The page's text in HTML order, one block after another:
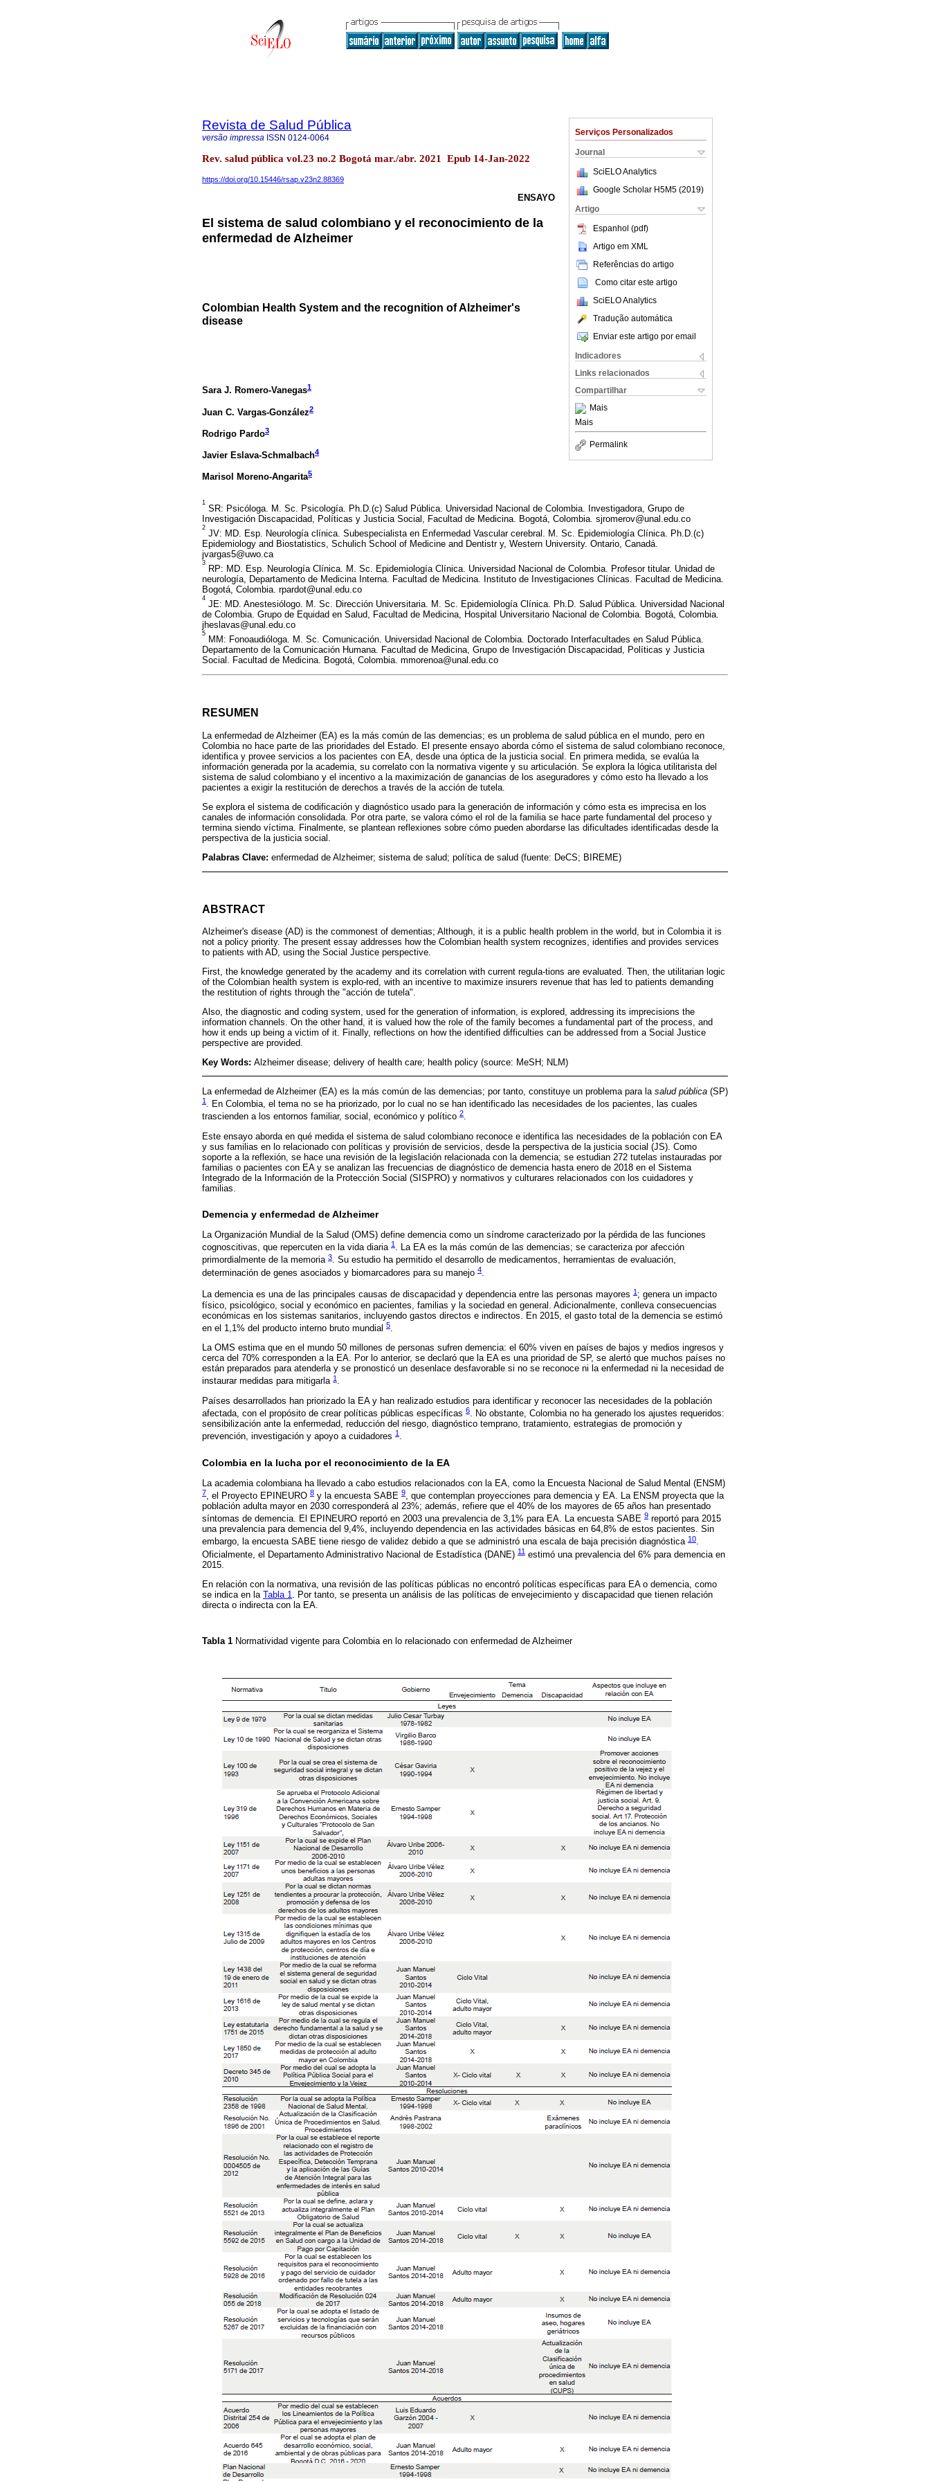
Serviços Personalizados
Journal
SciELO Analytics
Google Scholar H5M5 (2019)
Artigo
Espanhol (pdf)
Artigo em XML
Referências do artigo
Como citar este artigo
SciELO Analytics
Tradução automática
Enviar este artigo por email
Indicadores
Links relacionados
Compartilhar
Mais
Mais
Permalink
Revista de Salud Pública
versão impressa ISSN 0124-0064
Rev. salud pública vol.23 no.2 Bogotá mar./abr. 2021 Epub 14-Jan-2022
https://doi.org/10.15446/rsap.v23n2.88369
ENSAYO
El sistema de salud colombiano y el reconocimiento de la
enfermedad de Alzheimer
Colombian Health System and the recognition of Alzheimer's
disease
Sara J. Romero-Vanegas1
Juan C. Vargas-González2
Rodrigo Pardo3
Javier Eslava-Schmalbach4
Marisol Moreno-Angarita5
1
SR: Psicóloga. M. Sc. Psicología. Ph.D.(c) Salud Pública. Universidad Nacional de Colombia. Investigadora, Grupo de
Investigación Discapacidad, Políticas y Justicia Social, Facultad de Medicina. Bogotá, Colombia. sjromerov@unal.edu.co
2
JV: MD. Esp. Neurología clínica. Subespecialista en Enfermedad Vascular cerebral. M. Sc. Epidemiología Clínica. Ph.D.(c)
Epidemiology and Biostatistics, Schulich School of Medicine and Dentistr y, Western University. Ontario, Canadá.
jvargas5@uwo.ca
3
RP: MD. Esp. Neurología Clínica. M. Sc. Epidemiología Clínica. Universidad Nacional de Colombia. Profesor titular. Unidad de
neurología, Departamento de Medicina Interna. Facultad de Medicina. Instituto de Investigaciones Clínicas. Facultad de Medicina.
Bogotá, Colombia. rpardot@unal.edu.co
4
JE: MD. Anestesiólogo. M. Sc. Dirección Universitaria. M. Sc. Epidemiología Clínica. Ph.D. Salud Pública. Universidad Nacional
de Colombia. Grupo de Equidad en Salud, Facultad de Medicina, Hospital Universitario Nacional de Colombia. Bogotá, Colombia.
jheslavas@unal.edu.co
5
MM: Fonoaudióloga. M. Sc. Comunicación. Universidad Nacional de Colombia. Doctorado Interfacultades en Salud Pública.
Departamento de la Comunicación Humana. Facultad de Medicina, Grupo de Investigación Discapacidad, Políticas y Justicia
Social. Facultad de Medicina. Bogotá, Colombia. mmorenoa@unal.edu.co
RESUMEN
La enfermedad de Alzheimer (EA) es la más común de las demencias; es un problema de salud pública en el mundo, pero en
Colombia no hace parte de las prioridades del Estado. El presente ensayo aborda cómo el sistema de salud colombiano reconoce,
identifica y provee servicios a los pacientes con EA, desde una óptica de la justicia social. En primera medida, se evalúa la
información generada por la academia, su correlato con la normativa vigente y su articulación. Se explora la lógica utilitarista del
sistema de salud colombiano y el incentivo a la maximización de ganancias de los aseguradores y cómo esto ha llevado a los
pacientes a exigir la restitución de derechos a través de la acción de tutela.
Se explora el sistema de codificación y diagnóstico usado para la generación de información y cómo esta es imprecisa en los
canales de información consolidada. Por otra parte, se valora cómo el rol de la familia se hace parte fundamental del proceso y
termina siendo víctima. Finalmente, se plantean reflexiones sobre cómo pueden abordarse las dificultades identificadas desde la
perspectiva de la justicia social.
Palabras Clave: enfermedad de Alzheimer; sistema de salud; política de salud (fuente: DeCS; BIREME)
ABSTRACT
Alzheimer's disease (AD) is the commonest of dementias; Although, it is a public health problem in the world, but in Colombia it is
not a policy priority. The present essay addresses how the Colombian health system recognizes, identifies and provides services
to patients with AD, using the Social Justice perspective.
First, the knowledge generated by the academy and its correlation with current regula-tions are evaluated. Then, the utilitarian logic
of the Colombian health system is explo-red, with an incentive to maximize insurers revenue that has led to patients demanding
the restitution of rights through the "acción de tutela".
Also, the diagnostic and coding system, used for the generation of information, is explored, addressing its imprecisions the
information channels. On the other hand, it is valued how the role of the family becomes a fundamental part of the process, and
how it ends up being a victim of it. Finally, reflections on how the identified difficulties can be addressed from a Social Justice
perspective are provided.
Key Words: Alzheimer disease; delivery of health care; health policy (source: MeSH; NLM)
La enfermedad de Alzheimer (EA) es la más común de las demencias; por tanto, constituye un problema para la salud pública (SP)
1 . En Colombia, el tema no se ha priorizado, por lo cual no se han identificado las necesidades de los pacientes, las cuales
trascienden a los entornos familiar, social, económico y político 2.
Este ensayo aborda en qué medida el sistema de salud colombiano reconoce e identifica las necesidades de la población con EA
y sus familias en lo relacionado con políticas y provisión de servicios, desde la perspectiva de la justicia social (JS). Como
soporte a la reflexión, se hace una revisión de la legislación relacionada con la demencia; se estudian 272 tutelas instauradas por
familias o pacientes con EA y se analizan las frecuencias de diagnóstico de demencia hasta enero de 2018 en el Sistema
Integrado de la Información de la Protección Social (SISPRO) y normativos y culturares relacionados con los cuidadores y
familias.
Demencia y enfermedad de Alzheimer
La Organización Mundial de la Salud (OMS) define demencia como un síndrome caracterizado por la pérdida de las funciones
cognoscitivas, que repercuten en la vida diaria 1 . La EA es la más común de las demencias; se caracteriza por afección
primordialmente de la memoria 3. Su estudio ha permitido el desarrollo de medicamentos, herramientas de evaluación,
determinación de genes asociados y biomarcadores para su manejo 4
La demencia es una de las principales causas de discapacidad y dependencia entre las personas mayores 1 ; genera un impacto
físico, psicológico, social y económico en pacientes, familias y la sociedad en general. Adicionalmente, conlleva consecuencias
económicas en los sistemas sanitarios, incluyendo gastos directos e indirectos. En 2015, el gasto total de la demencia se estimó
en el 1,1% del producto interno bruto mundial 5
La OMS estima que en el mundo 50 millones de personas sufren demencia: el 60% viven en países de bajos y medios ingresos y
cerca del 70% corresponden a la EA. Por lo anterior, se declaró que la EA es una prioridad de SP, se alertó que muchos países no
están preparados para atenderla y se pronosticó un desenlace desfavorable si no se reconoce ni la enfermedad ni la necesidad de
instaurar medidas para mitigarla 1 .
Países desarrollados han priorizado la EA y han realizado estudios para identificar y reconocer las necesidades de la población
afectada, con el propósito de crear políticas públicas específicas 6. No obstante, Colombia no ha generado los ajustes requeridos:
sensibilización ante la enfermedad, reducción del riesgo, diagnóstico temprano, tratamiento, estrategias de promoción y
prevención, investigación y apoyo a cuidadores 1 .
Colombia en la lucha por el reconocimiento de la EA
La academia colombiana ha llevado a cabo estudios relacionados con la EA, como la Encuesta Nacional de Salud Mental (ENSM)
7, el Proyecto EPINEURO 8 y la encuesta SABE 9, que contemplan proyecciones para demencia y EA. La ENSM proyecta que la
población adulta mayor en 2030 corresponderá al 23%; además, refiere que el 40% de los mayores de 65 años han presentado
síntomas de demencia. El EPINEURO reportó en 2003 una prevalencia de 3,1% para EA. La encuesta SABE 9 reportó para 2015
una prevalencia para demencia del 9,4%, incluyendo dependencia en las actividades básicas en 64,8% de estos pacientes. Sin
embargo, la encuesta SABE tiene riesgo de validez debido a que se administró una escala de baja precisión diagnóstica 10.
Oficialmente, el Departamento Administrativo Nacional de Estadística (DANE) 11 estimó una prevalencia del 6% para demencia en
2015.
En relación con la normativa, una revisión de las políticas públicas no encontró políticas específicas para EA o demencia, como
se indica en la Tabla 1. Por tanto, se presenta un análisis de las políticas de envejecimiento y discapacidad que tienen relación
directa o indirecta con la EA.
Tabla 1 Normatividad vigente para Colombia en lo relacionado con enfermedad de Alzheimer